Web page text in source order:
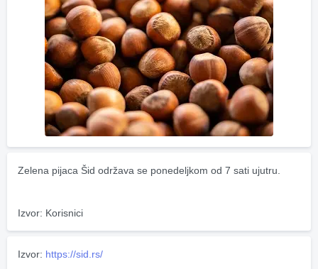
Zelena pijaca Šid održava se ponedeljkom od 7 sati ujutru.
Izvor: Korisnici
Izvor: https://sid.rs/